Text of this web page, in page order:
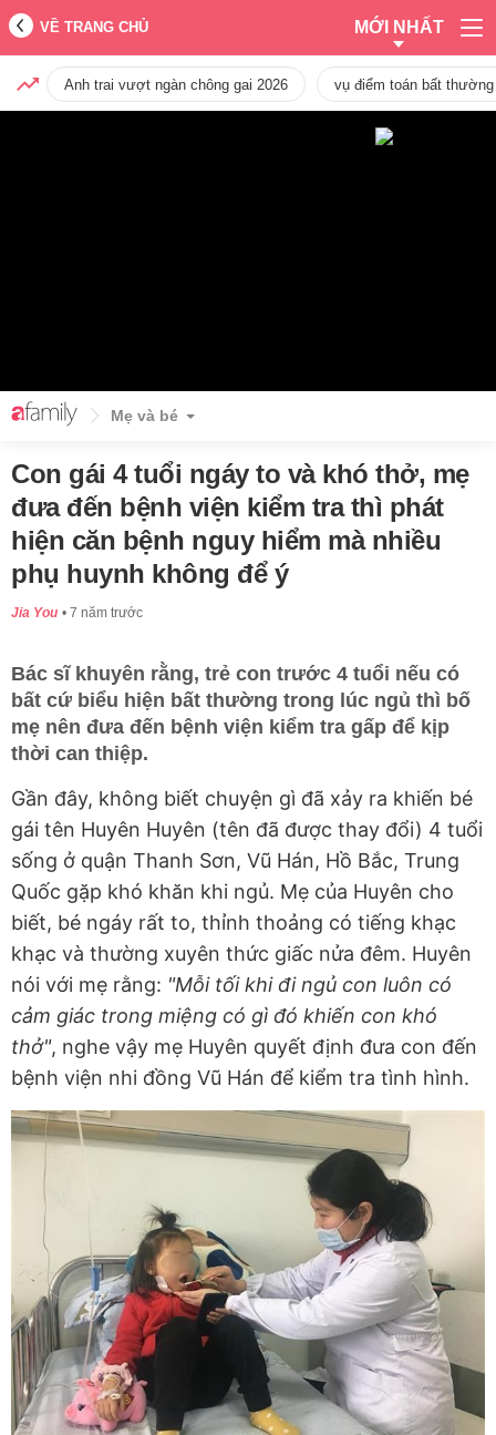
VỀ TRANG CHỦ MỚI NHẤT
Anh trai vượt ngàn chông gai 2026 vụ điểm toán bất
Mẹ và bé
Con gái 4 tuổi ngáy to và khó thở, mẹ
đưa đến bệnh viện kiểm tra thì phát
hiện căn bệnh nguy hiểm mà nhiều
phụ huynh không để ý
Jia You 7 năm trước
Bác sĩ khuyên rằng, trẻ con trước 4 tuổi nếu có
bất cứ biểu hiện bất thường trong lúc ngủ thì bố
mẹ nên đưa đến bệnh viện kiểm tra gấp để kịp
thời can thiệp.
Gần đây, không biết chuyện gì đã xảy ra khiến bé
gái tên Huyên Huyên (tên đã được thay đổi) 4 tuổi
sống ở quận Thanh Sơn, Vũ Hán, Hồ Bắc, Trung
Quốc gặp khó khăn khi ngủ. Mẹ của Huyên cho
biết, bé ngáy rất to, thỉnh thoảng có tiếng khạc
khạc và thường xuyên thức giấc nửa đêm. Huyên
nói với mẹ rằng: "Mỗi tối khi đi ngủ con luôn có
cảm giác trong miệng có gì đó khiến con khó
thở", nghe vậy mẹ Huyên quyết định đưa con đến
bệnh viện nhi đồng Vũ Hán để kiểm tra tình hình.